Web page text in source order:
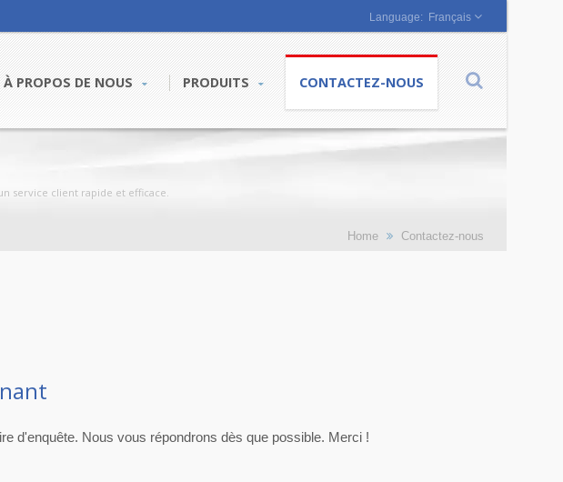
Français
À PROPOS DE NOUS PRODUITS CONTACTEZ-NOUS
service client rapide et efficace.
Home Contactez-nous
d'enquête. Nous vous répondrons dès que possible. Merci !